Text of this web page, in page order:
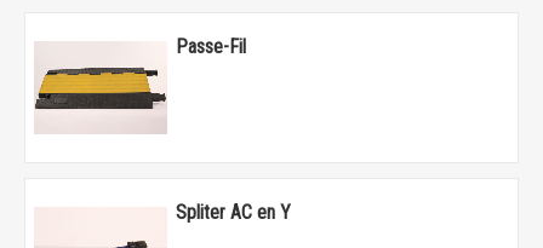
Passe-Fil
Spliter AC en Y